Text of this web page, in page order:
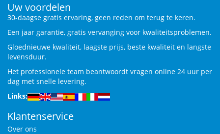
Uw voordelen
30-daagse gratis ervaring, geen reden om terug te keren.
Een jaar garantie, gratis vervanging voor kwaliteitsproblemen.
Gloednieuwe kwaliteit, laagste prijs, beste kwaliteit en langste
levensduur.
Het professionele team beantwoordt vragen online 24 uur per
dag met snelle levering.
Links:
Klantenservice
Over ons